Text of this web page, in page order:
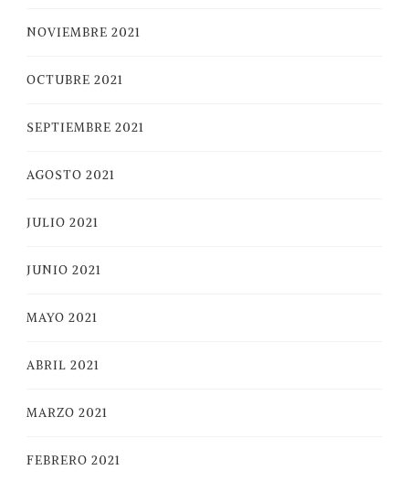
NOVIEMBRE 2021
OCTUBRE 2021
SEPTIEMBRE 2021
AGOSTO 2021
JULIO 2021
JUNIO 2021
MAYO 2021
ABRIL 2021
MARZO 2021
FEBRERO 2021